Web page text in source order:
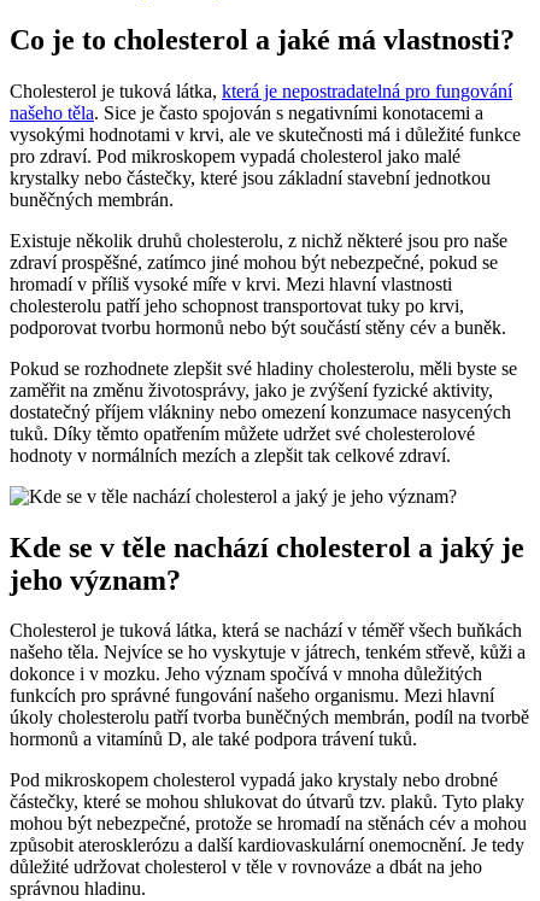
Co je to cholesterol a jaké má vlastnosti?
Cholesterol je tuková látka, která je nepostradatelná pro fungování
našeho těla. Sice je často spojován s negativními konotacemi a
vysokými hodnotami v krvi, ale ve skutečnosti má i důležité funkce
pro zdraví. Pod mikroskopem vypadá cholesterol jako malé
krystalky nebo částečky, které jsou základní stavební jednotkou
buněčných membrán.
Existuje několik druhů cholesterolu, z nichž některé jsou pro naše
zdraví prospěšné, zatímco jiné mohou být nebezpečné, pokud se
hromadí v příliš vysoké míře v krvi. Mezi hlavní vlastnosti
cholesterolu patří jeho schopnost transportovat tuky po krvi,
podporovat tvorbu hormonů nebo být součástí stěny cév a buněk.
Pokud se rozhodnete zlepšit své hladiny cholesterolu, měli byste se
zaměřit na změnu životosprávy, jako je zvýšení fyzické aktivity,
dostatečný příjem vlákniny nebo omezení konzumace nasycených
tuků. Díky těmto opatřením můžete udržet své cholesterolové
hodnoty v normálních mezích a zlepšit tak celkové zdraví.
Kde se v těle nachází cholesterol a jaký je
jeho význam?
Cholesterol je tuková látka, která se nachází v téměř všech buňkách
našeho těla. Nejvíce se ho vyskytuje v játrech, tenkém střevě, kůži a
dokonce i v mozku. Jeho význam spočívá v mnoha důležitých
funkcích pro správné fungování našeho organismu. Mezi hlavní
úkoly cholesterolu patří tvorba buněčných membrán, podíl na tvorbě
hormonů a vitamínů D, ale také podpora trávení tuků.
Pod mikroskopem cholesterol vypadá jako krystaly nebo drobné
částečky, které se mohou shlukovat do útvarů tzv. plaků. Tyto plaky
mohou být nebezpečné, protože se hromadí na stěnách cév a mohou
způsobit aterosklerózu a další kardiovaskulární onemocnění. Je tedy
důležité udržovat cholesterol v těle v rovnováze a dbát na jeho
správnou hladinu.